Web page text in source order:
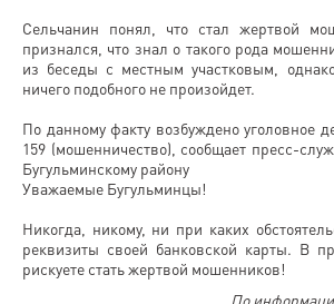
Сельчанин понял, что стал жертвой
признался, что знал о такого рода
из беседы с местным участковым,
ничего подобного не произойдет.
По данному факту возбуждено уголовное
159 (мошенничество), сообщает пресс-
Бугульминскому району
Уважаемые Бугульминцы!
Никогда, никому, ни при каких
реквизиты своей банковской карты. В
рискуете стать жертвой мошенников!
По